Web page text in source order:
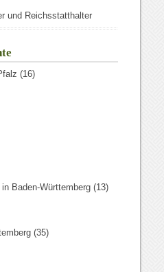
und Reichsstatthalter
(16)
Baden-Württemberg (13)
(35)